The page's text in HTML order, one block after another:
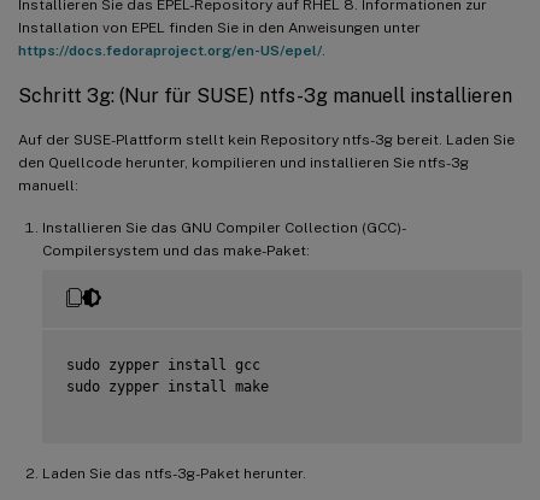
Installieren Sie das EPEL-Repository auf RHEL 8. Informationen zur
Installation von EPEL finden Sie in den Anweisungen unter
https://docs.fedoraproject.org/en-US/epel/
Schritt 3g: (Nur für SUSE) ntfs-3g manuell installieren
Auf der SUSE-Plattform stellt kein Repository ntfs-3g bereit. Laden Sie
den Quellcode herunter, kompilieren und installieren Sie ntfs-3g
manuell:
Installieren Sie das GNU Compiler Collection (GCC)-
Compilersystem und das make-Paket:
sudo zypper install gcc
sudo zypper install make
Laden Sie das ntfs-3g-Paket herunter.